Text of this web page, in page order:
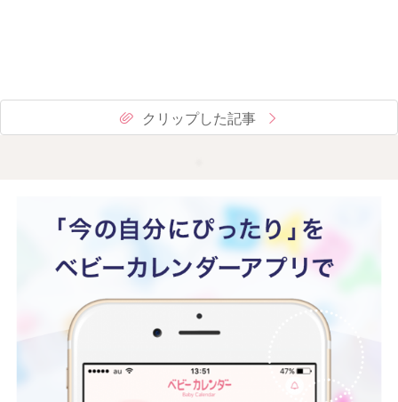
クリップした記事